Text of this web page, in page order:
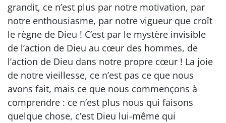
grandit, ce n’est plus par notre motivation, par
notre enthousiasme, par notre vigueur que croît
le règne de Dieu ! C’est par le mystère invisible
de l’action de Dieu au cœur des hommes, de
l’action de Dieu dans notre propre cœur ! La joie
de notre vieillesse, ce n’est pas ce que nous
avons fait, mais ce que nous commençons à
comprendre : ce n’est plus nous qui faisons
quelque chose, c’est Dieu lui-même qui